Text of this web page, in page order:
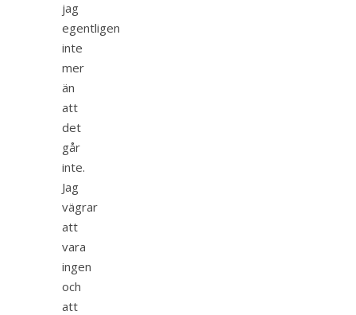
jag
egentligen
inte
mer
än
att
det
går
inte.
Jag
vägrar
att
vara
ingen
och
att